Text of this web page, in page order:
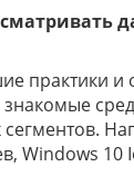
практики
Windows 10